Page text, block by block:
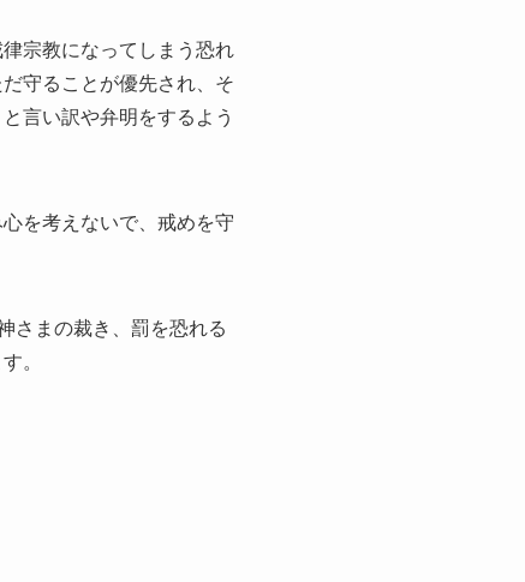
宗教になってしまう恐れ
守ることが優先され、そ
言い訳や弁明をするよう
を考えないで、戒めを守
さまの裁き、罰を恐れる
。